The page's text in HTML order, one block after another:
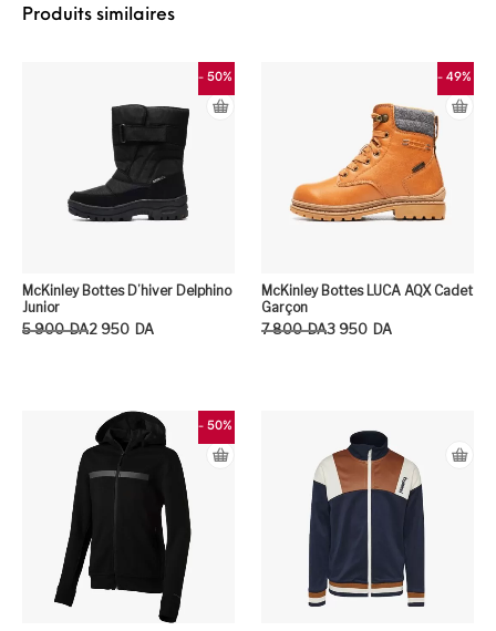
Produits similaires
- 50%
McKinley Bottes D’hiver Delphino
Junior
5 900 DA
Le prix initial était : 5 900DA.
2 950 DA
Le prix actuel est : 2 950DA.
- 49%
McKinley Bottes LUCA AQX Cadet
Garçon
7 800 DA
Le prix initial était : 7 800DA.
3 950 DA
Le prix actuel est : 3 950DA.
- 50%